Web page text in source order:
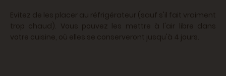
Evitez de les placer au réfrigérateur (sauf s'il fait vraiment
trop chaud). Vous pouvez les mettre à l'air libre dans
votre cuisine, où elles se conserveront jusqu'à 4 jours.